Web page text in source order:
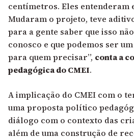
centímetros. Eles entenderam
Mudaram o projeto, teve
para a gente saber que isso
conosco e que podemos ser
para quem precisar”, conta a
pedagógica do CMEI.
A implicação do CMEI com o
uma proposta político
diálogo com o contexto das
além de uma construção de